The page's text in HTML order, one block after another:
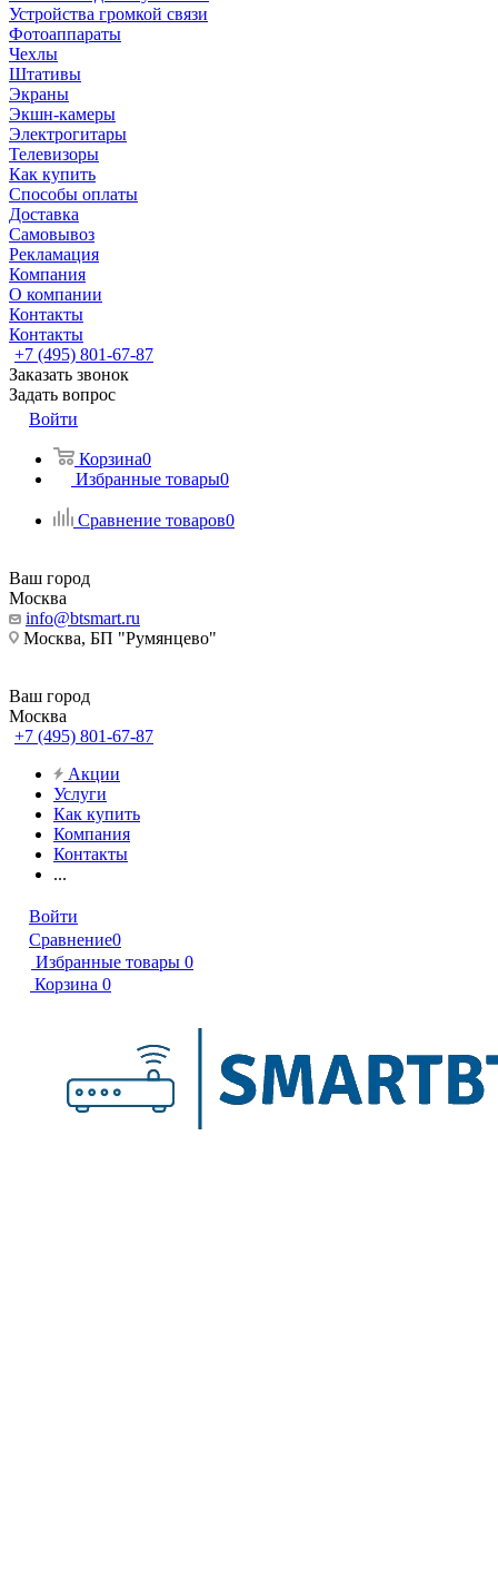
Устройства громкой связи
Фотоаппараты
Чехлы
Штативы
Экраны
Экшн-камеры
Электрогитары
Телевизоры
Как купить
Способы оплаты
Доставка
Самовывоз
Рекламация
Компания
О компании
Контакты
Контакты
+7 (495) 801-67-87
Заказать звонок
Задать вопрос
Войти
Корзина0
Избранные товары0
Сравнение товаров0
Ваш город
Москва
info@btsmart.ru
Москва, БП "Румянцево"
Ваш город
Москва
+7 (495) 801-67-87
Акции
Услуги
Как купить
Компания
Контакты
...
Войти
Сравнение0
Избранные товары 0
Корзина 0